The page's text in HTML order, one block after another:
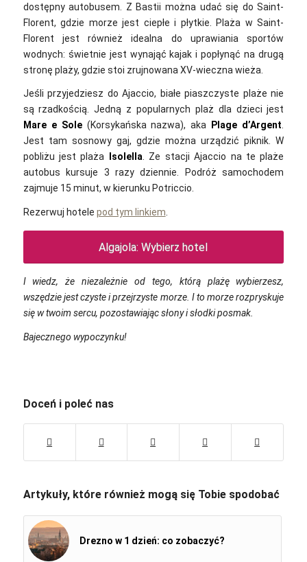
dostępny autobusem. Z Bastii można udać się do Saint-
Florent, gdzie morze jest ciepłe i płytkie. Plaża w Saint-
Florent jest również idealna do uprawiania sportów
wodnych: świetnie jest wynająć kajak i popłynąć na drugą
stronę plaży, gdzie stoi zrujnowana XV-wieczna wieża.
Jeśli przyjedziesz do Ajaccio, białe piaszczyste plaże nie
są rzadkością. Jedną z popularnych plaż dla dzieci jest
Mare e Sole(Korsykańska nazwa), aka Plage d’Argent.
Jest tam sosnowy gaj, gdzie można urządzić piknik. W
pobliżu jest plaża
Isolella. Ze stacji Ajaccio na te plaże
autobus kursuje 3 razy dziennie. Podróż samochodem
zajmuje 15 minut, w kierunku Potriccio.
Rezerwuj hotele pod tym linkiem.
Algajola: Wybierz hotel
I wiedz, że niezależnie od tego, którą plażę wybierzesz,
wszędzie jest czyste i przejrzyste morze. I to morze rozpryskuje
się w twoim sercu, pozostawiając słony i słodki posmak.
Bajecznego wypoczynku!
Doceń i poleć nas
Artykuły, które również mogą się Tobie spodobać
Drezno w 1 dzień: co zobaczyć?